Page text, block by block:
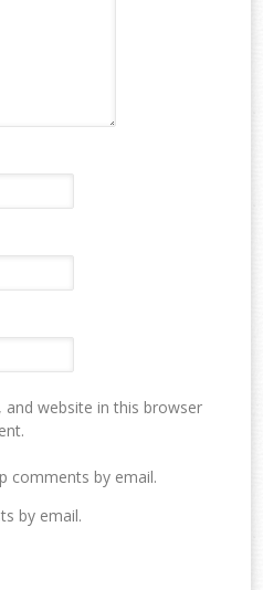
and website in this browser
comments by email.
by email.